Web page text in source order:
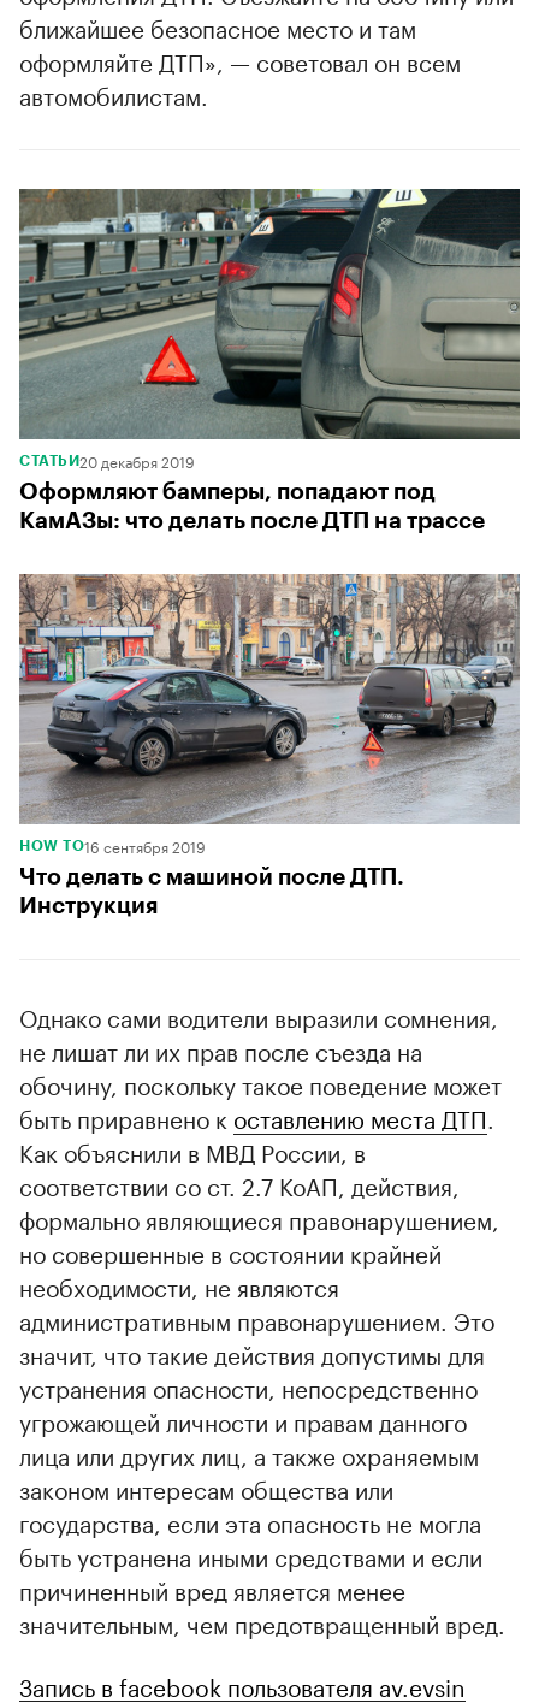
00:00 / 00:00
ближайшее безопасное место и там
оформляйте ДТП», — советовал он всем
автомобилистам.
СТАТЬИ20 декабря 2019
Оформляют бамперы, попадают под
КамАЗы: что делать после ДТП на трассе
HOW TO16 сентября 2019
Что делать с машиной после ДТП.
Инструкция
Однако сами водители выразили сомнения,
не лишат ли их прав после съезда на
обочину, поскольку такое поведение может
быть приравнено к оставлению места ДТП
Как объяснили в МВД России, в
соответствии со ст. 2.7 КоАП, действия,
формально являющиеся правонарушением,
но совершенные в состоянии крайней
необходимости, не являются
административным правонарушением. Это
значит, что такие действия допустимы для
устранения опасности, непосредственно
угрожающей личности и правам данного
лица или других лиц, а также охраняемым
законом интересам общества или
государства, если эта опасность не могла
быть устранена иными средствами и если
причиненный вред является менее
значительным, чем предотвращенный вред.
Запись в facebook пользователя av.evsin